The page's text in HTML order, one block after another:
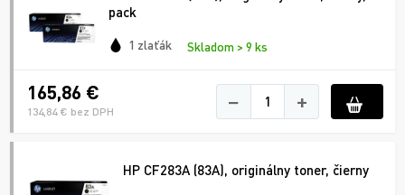
pack
1 zlaťák Skladom > 9 ks
165,86 €
134,84 € bez DPH − +
HP CF283A (83A), originálny toner, čierny